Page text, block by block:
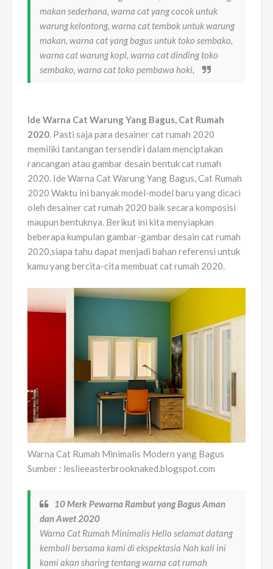
makan sederhana, warna cat yang cocok untuk
warung kelontong, warna cat tembok untuk warung
makan, warna cat yang bagus untuk toko sembako,
warna cat warung kopi, warna cat dinding toko
sembako, warna cat toko pembawa hoki,
Ide Warna Cat Warung Yang Bagus, Cat Rumah
2020. Pasti saja para desainer cat rumah 2020
memiliki tantangan tersendiri dalam menciptakan
rancangan atau gambar desain bentuk cat rumah
2020. Ide Warna Cat Warung Yang Bagus, Cat Rumah
2020 Waktu ini banyak model-model baru yang dicaci
oleh desainer cat rumah 2020 baik secara komposisi
maupun bentuknya. Berikut ini kita menyiapkan
beberapa kumpulan gambar-gambar desain cat rumah
2020,siapa tahu dapat menjadi bahan referensi untuk
kamu yang bercita-cita membuat cat rumah 2020.
Warna Cat Rumah Minimalis Modern yang Bagus
Sumber : leslieeasterbrooknaked.blogspot.com
10 Merk Pewarna Rambut yang Bagus Aman
dan Awet 2020
Warna Cat Rumah Minimalis Hello selamat datang
kembali bersama kami di ekspektasia Nah kali ini
kami akan sharing tentang warna cat rumah